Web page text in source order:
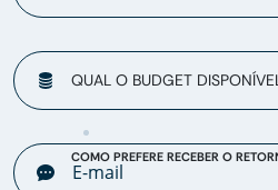
QUAL O BUDGET
COMO PREFERE RECEBER O